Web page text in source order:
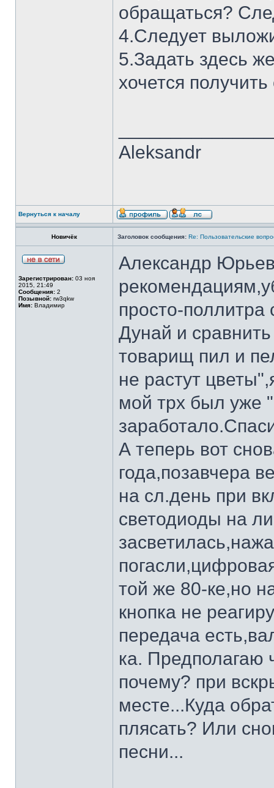
обращаться?
4.Следует
5.Задать здесь
хочется получить
Aleksandr
Вернуться к началу
Новичёк Заголовок сообщения: Re: Пользовательские
Зарегистрирован: 03 ноя
2015, 21:49
Сообщения: 2
Позывной: rw3qkw
Имя: Владимир
Александр
просто-поллитра
Дунай и
товарищ пил и
не растут
мой трх был уже
А теперь вот
года,позавчера
на сл.день при
светодиоды на
той же 80-ке,но
кнопка не
передача
ка. Предполагаю
почему? при
месте...Куда
плясать? Или
песни...